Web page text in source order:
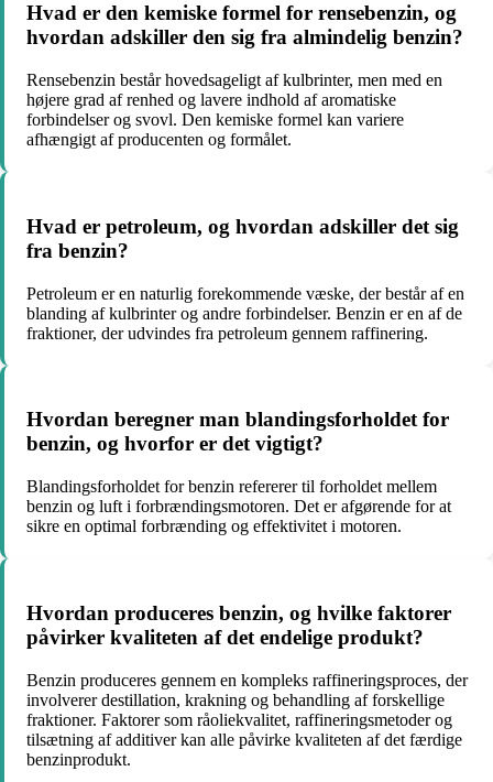
Hvad er den kemiske formel for rensebenzin, og
hvordan adskiller den sig fra almindelig benzin?
Rensebenzin består hovedsageligt af kulbrinter, men med en
højere grad af renhed og lavere indhold af aromatiske
forbindelser og svovl. Den kemiske formel kan variere
afhængigt af producenten og formålet.
Hvad er petroleum, og hvordan adskiller det sig
fra benzin?
Petroleum er en naturlig forekommende væske, der består af en
blanding af kulbrinter og andre forbindelser. Benzin er en af de
fraktioner, der udvindes fra petroleum gennem raffinering.
Hvordan beregner man blandingsforholdet for
benzin, og hvorfor er det vigtigt?
Blandingsforholdet for benzin refererer til forholdet mellem
benzin og luft i forbrændingsmotoren. Det er afgørende for at
sikre en optimal forbrænding og effektivitet i motoren.
Hvordan produceres benzin, og hvilke faktorer
påvirker kvaliteten af det endelige produkt?
Benzin produceres gennem en kompleks raffineringsproces, der
involverer destillation, krakning og behandling af forskellige
fraktioner. Faktorer som råoliekvalitet, raffineringsmetoder og
tilsætning af additiver kan alle påvirke kvaliteten af det færdige
benzinprodukt.